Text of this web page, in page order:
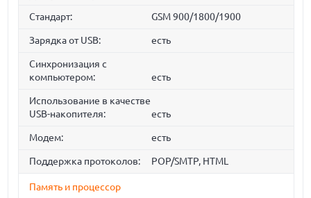
Стандарт: GSM 900/1800/1900
Зарядка от USB: есть
Синхронизация с
компьютером:
есть
Использование в качестве
USB-накопителя:
есть
Модем: есть
Поддержка протоколов: POP/SMTP, HTML
Память и процессор